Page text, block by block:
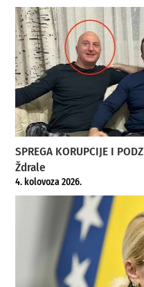
SPREGA KORUPCIJE I
Ždrale
4. kolovoza 2026.